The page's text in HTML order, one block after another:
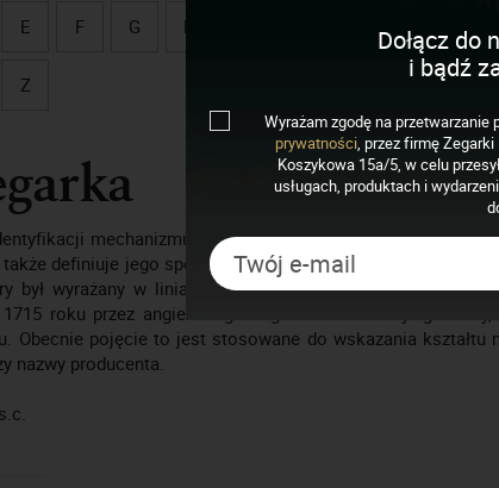
E F G H L M
Z
mechanizmu zegarkowego, który zawiera
także definiuje jego specjalne funkcje. Pierwotnie termin ten
był wyrażany w liniach paryskich (ligne) (1 ligne = 2,26
roku przez angielskiego zegarmistrza Henry'ego Sully,
Obecnie pojęcie to jest stosowane do wskazania kształtu
nazwy producenta.
Dołącz do
i bądź
Wyrażam zgodę na
prywatności, przez firmę
Koszykowa 15a/5, w celu
usługach, produktach i